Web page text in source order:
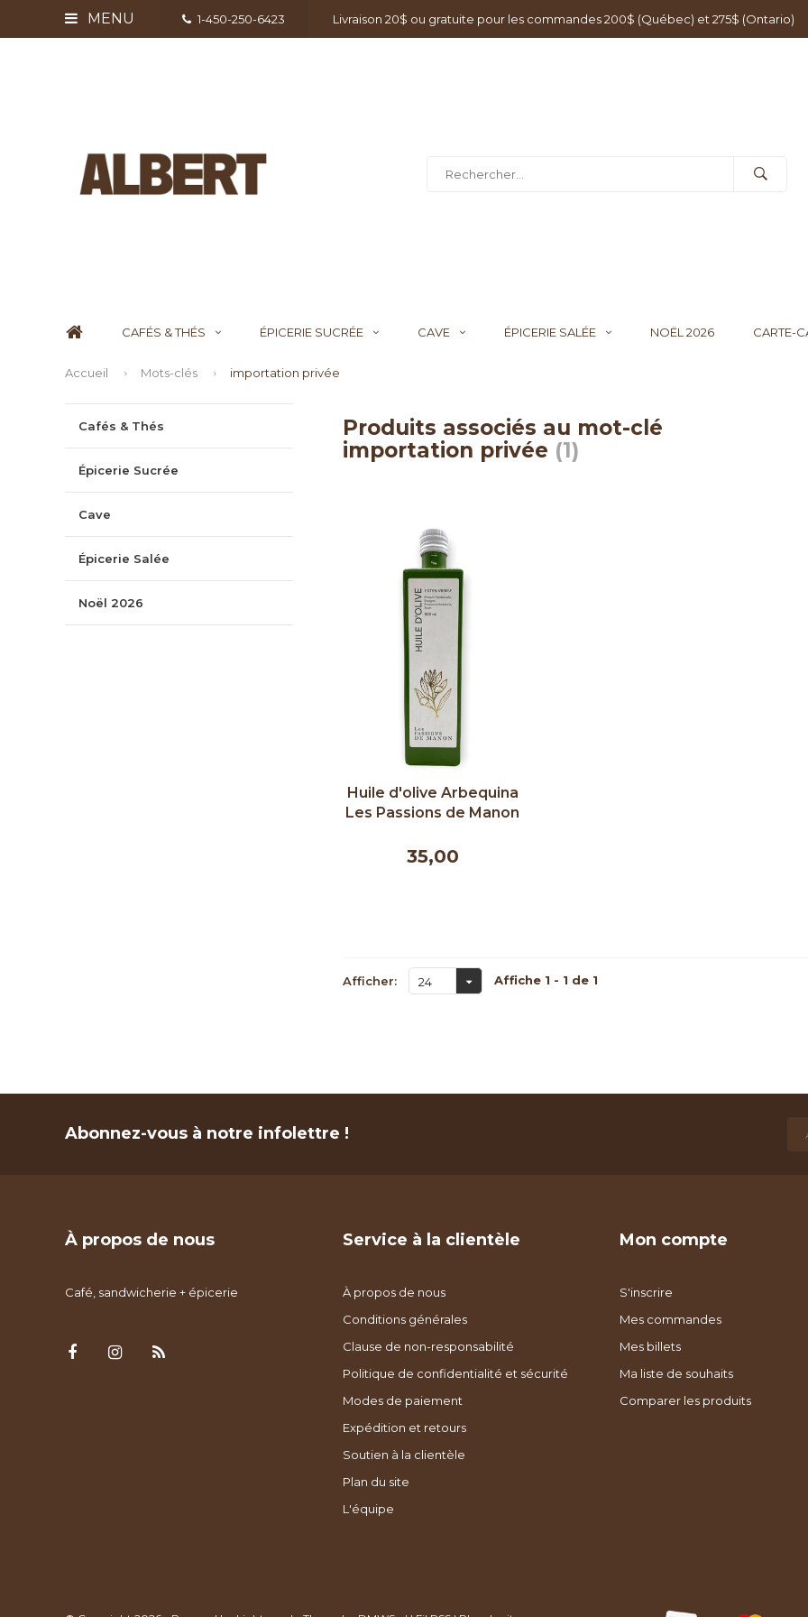
MENU 1-450-250-6423 Livraison 20$ ou gratuite pour les commandes 200$ (Québec) et 275$ (Ontario)
CAFÉS & THÉS ÉPICERIE SUCRÉE CAVE ÉPICERIE SALÉE NOËL 2026 CARTE-
Accueil Mots-clés importation privée
Cafés & Thés
Épicerie Sucrée
Cave
Épicerie Salée
Noël 2026
Produits associés au mot-clé
importation privée (1)
Huile d'olive Arbequina
Les Passions de Manon
35,00
Afficher: 24 Affiche 1 - 1 de 1
Abonnez-vous à notre infolettre !
À propos de nous
Café, sandwicherie + épicerie
Service à la clientèle
À propos de nous
Conditions générales
Clause de non-responsabilité
Politique de confidentialité et sécurité
Modes de paiement
Expédition et retours
Soutien à la clientèle
Plan du site
L'équipe
Mon compte
S'inscrire
Mes commandes
Mes billets
Ma liste de souhaits
Comparer les produits